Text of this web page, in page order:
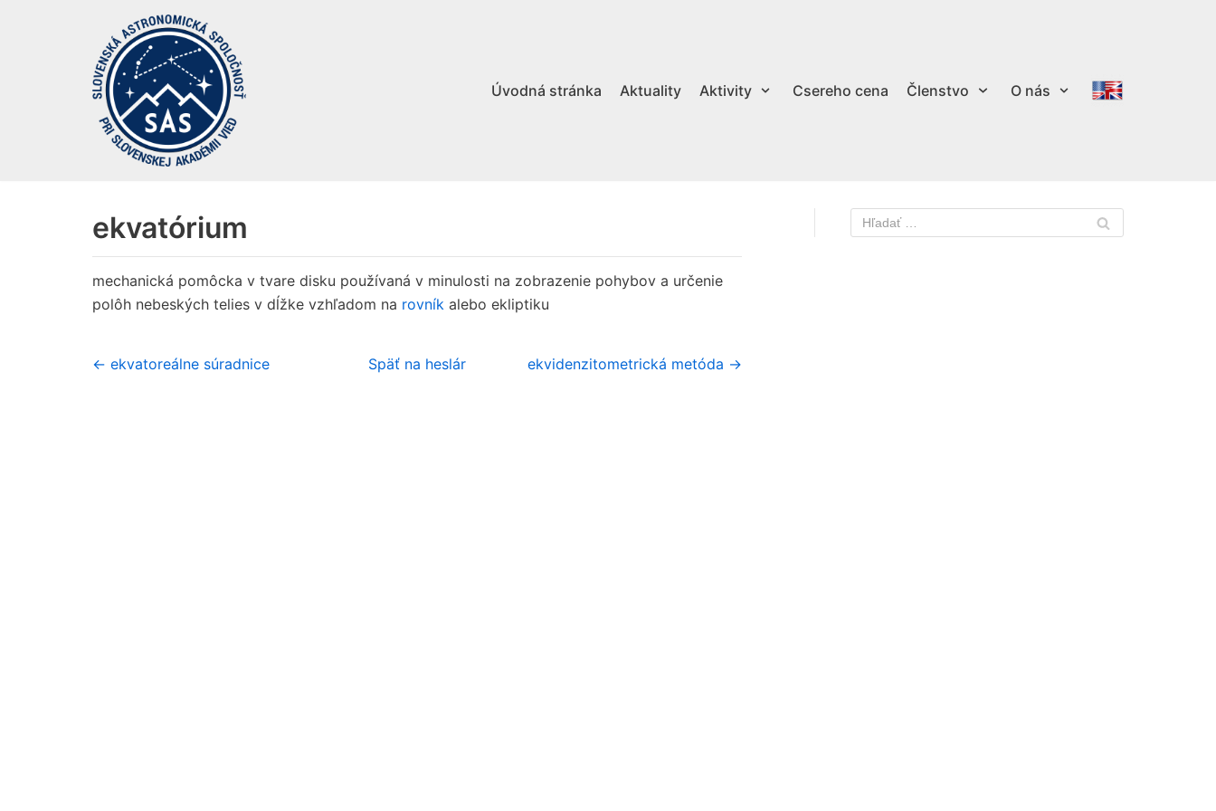
Úvodná stránka Aktuality Aktivity Csereho cena Členstvo O nás
ekvatórium
mechanická pomôcka v tvare disku používaná v minulosti na zobrazenie pohybov a určenie
polôh nebeských telies v dĺžke vzhľadom na rovník alebo ekliptiku
← ekvatoreálne súradnice Späť na heslár ekvidenzitometrická metóda →